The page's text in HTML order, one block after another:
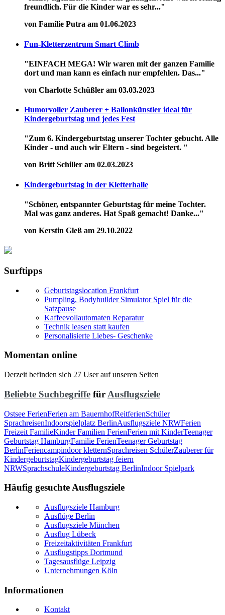
freundlich. Für die Kinder war es sehr..."
von Familie Putra am 01.06.2023
Fun-Kletterzentrum Smart Climb
"EINFACH MEGA! Wir waren mit der ganzen Familie
dort und man kann es einfach nur empfehlen. Das..."
von Charlotte Schüßler am 03.03.2023
Humorvoller Zauberer + Ballonkünstler ideal für
Kindergeburtstag und jedes Fest
"Zum 6. Kindergeburtstag unserer Tochter gebucht. Alle
Kinder - und auch wir Eltern - sind begeistert. "
von Britt Schiller am 02.03.2023
Kindergeburtstag in der Kletterhalle
"Schöner, entspannter Geburtstag für meine Tochter.
Mal was ganz anderes. Hat Spaß gemacht! Danke..."
von Kerstin Gleß am 29.10.2022
Surftipps
Geburtstagslocation Frankfurt
Pumpling, Bodybuilder Simulator Spiel für die
Satzpause
Kaffeevollautomaten Reparatur
Technik leasen statt kaufen
Personalisierte Liebes- Geschenke
Momentan online
Derzeit befinden sich 27 User auf unseren Seiten
Beliebte Suchbegriffe für Ausflugsziele
Ostsee FerienFerien am BauernhofReitferienSchüler
SprachreisenIndoorspielplatz BerlinAusflugsziele NRWFerien
Freizeit FamilieKinder Familien FerienFerien mit KinderTeenager
Geburtstag HamburgFamilie FerienTeenager Geburtstag
BerlinFeriencampindoor kletternSprachreisen SchülerZauberer für
KindergeburtstagKindergeburtstag feiern
NRWSprachschuleKindergeburtstag BerlinIndoor Spielpark
Häufig gesuchte Ausflugsziele
Ausflugsziele Hamburg
Ausflüge Berlin
Ausflugsziele München
Ausflug Lübeck
Freizeitaktivitäten Frankfurt
Ausflugstipps Dortmund
Tagesausflüge Leipzig
Unternehmungen Köln
Informationen
Kontakt